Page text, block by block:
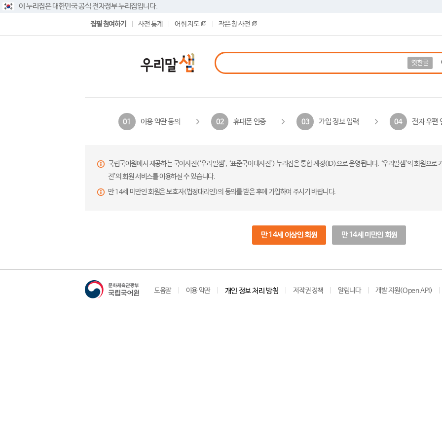
이 누리집은 대한민국 공식 전자정부 누리집입니다.
집필 참여하기 사전 통계 어휘 지도 작은 창 사전
옛한글
01 이용 약관 동의 02 휴대폰 인증 03 가입 정보 입력 04 전자 우편
국립국어원에서 제공하는 국어사전(‘우리말샘’, ‘표준국어대사전’) 누리집은 통합 계정(ID)으로 운영됩니다. ‘우리말샘’의 회원으
전’의 회원 서비스를 이용하실 수 있습니다.
만 14세 미만인 회원은 보호자(법정대리인)의 동의를 받은 후에 가입하여 주시기 바랍니다.
만 14세 이상인 회원 만 14세 미만인 회원
도움말 이용 약관 개인 정보 처리 방침 저작권 정책 알립니다 개발 지원(Open API)